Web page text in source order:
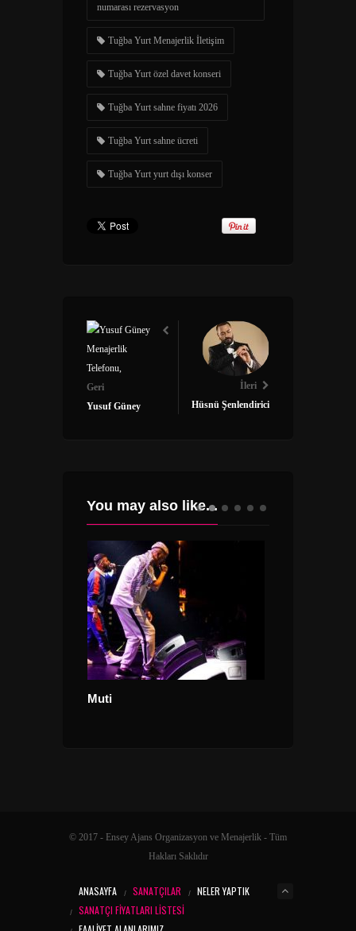
numarası rezervasyon
Tuğba Yurt Menajerlik İletişim
Tuğba Yurt özel davet konseri
Tuğba Yurt sahne fiyatı 2026
Tuğba Yurt sahne ücreti
Tuğba Yurt yurt dışı konser
Geri
Yusuf Güney
İleri
Hüsnü Şenlendirici
You may also like...
Muti
© 2017 - Ensey Ajans Organizasyon ve Menajerlik - Tüm
Hakları Saklıdır
ANASAYFA SANATÇILAR
NELER YAPTIK
SANATÇI FIYATLARI LISTESI